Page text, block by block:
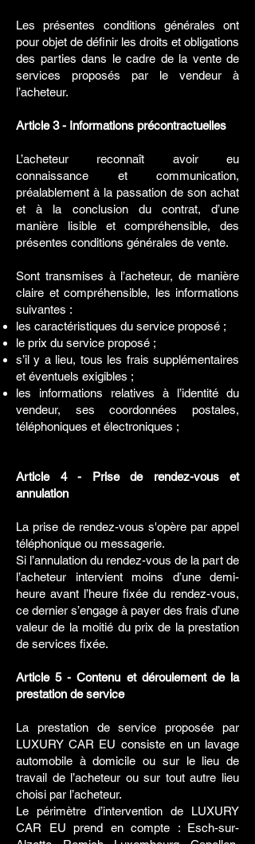
Les présentes conditions générales ont
pour objet de définir les droits et obligations
des parties dans le cadre de la vente de
services proposés par le vendeur à
l’acheteur.
Article 3 - Informations précontractuelles
L’acheteur reconnaît avoir eu
connaissance et communication,
préalablement à la passation de son achat
et à la conclusion du contrat, d’une
manière lisible et compréhensible, des
présentes conditions générales de vente.
Sont transmises à l’acheteur, de manière
claire et compréhensible, les informations
suivantes :
les caractéristiques du service proposé ;
le prix du service proposé ;
s’il y a lieu, tous les frais supplémentaires
et éventuels exigibles ;
les informations relatives à l’identité du
vendeur, ses coordonnées postales,
téléphoniques et électroniques ;
Article 4 - Prise de rendez-vous et
annulation
La prise de rendez-vous s'opère par appel
téléphonique ou messagerie.
Si l’annulation du rendez-vous de la part de
l’acheteur intervient moins d’une demi-
heure avant l’heure fixée du rendez-vous,
ce dernier s’engage à payer des frais d’une
valeur de la moitié du prix de la prestation
de services fixée.
Article 5 - Contenu et déroulement de la
prestation de service
La prestation de service proposée par
LUXURY CAR EU consiste en un lavage
automobile à domicile ou sur le lieu de
travail de l’acheteur ou sur tout autre lieu
choisi par l’acheteur.
Le périmètre d’intervention de LUXURY
CAR EU prend en compte : Esch-sur-